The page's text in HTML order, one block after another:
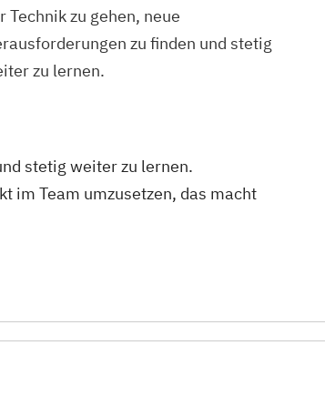
Technik zu gehen, neue
zu finden und stetig
zu lernen.
stetig weiter zu lernen.
im Team umzusetzen, das macht